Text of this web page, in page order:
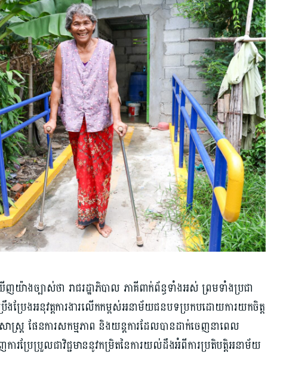
ាង​ច្បាស់ថា រាជរដ្ឋាភិបាល ភាគីពាក់ព័ន្ធ​ទាំងអស់ ព្រមទាំង​ប្រជា
ងប្រែង​អនុវត្ត​ការងារ​លើក​កម្ពស់​អនាម័យ​ជនបទប្រកបដោយ​ការយកចិត្ត​
ត ផែនការ​សកម្មភាព និងយន្តការដែលបានដាក់ចេញ​នាពេល​
រ​ប្រែប្រួល​ជាវិជ្ជមាន​នូវ​កម្រិត​នៃការ​យល់ដឹង​អំពីការ​ប្រតិបត្តិអនាម័យ